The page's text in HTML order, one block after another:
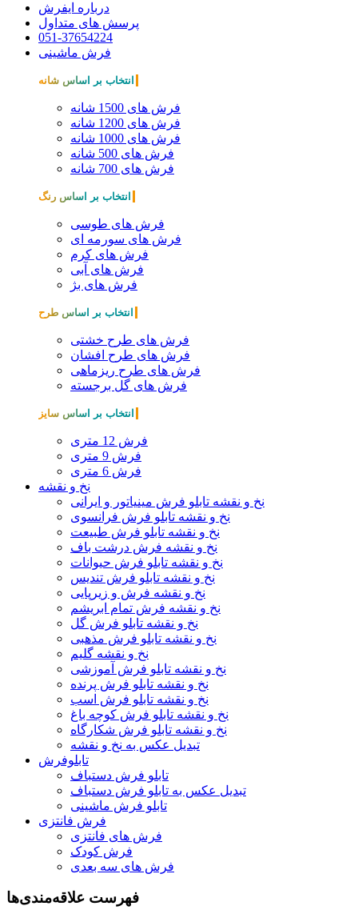
درباره ایفرش
پرسش های متداول
051-37654224
فرش ماشینی
انتخاب بر اساس شانه
فرش های 1500 شانه
فرش های 1200 شانه
فرش های 1000 شانه
فرش های 500 شانه
فرش های 700 شانه
انتخاب بر اساس رنگ
فرش های طوسی
فرش های سورمه ای
فرش های کرم
فرش های آبی
فرش های بژ
انتخاب بر اساس طرح
فرش های طرح خشتی
فرش های طرح افشان
فرش های طرح ریزماهی
فرش های گل برجسته
انتخاب بر اساس سایز
فرش 12 متری
فرش 9 متری
فرش 6 متری
نخ و نقشه
نخ و نقشه تابلو فرش مینیاتور و ایرانی
نخ و نقشه تابلو فرش فرانسوی
نخ و نقشه تابلو فرش طبیعت
نخ و نقشه فرش درشت باف
نخ و نقشه تابلو فرش حیوانات
نخ و نقشه تابلو فرش تندیس
نخ و نقشه فرش و زیرپایی
نخ و نقشه فرش تمام ابریشم
نخ و نقشه تابلو فرش گل
نخ و نقشه تابلو فرش مذهبی
نخ و نقشه گلیم
نخ و نقشه تابلو فرش آموزشی
نخ و نقشه تابلو فرش پرنده
نخ و نقشه تابلو فرش اسب
نخ و نقشه تابلو فرش کوچه باغ
نخ و نقشه تابلو فرش شکارگاه
تبدیل عکس به نخ و نقشه
تابلوفرش
تابلو فرش دستباف
تبدیل عکس به تابلو فرش دستباف
تابلو فرش ماشینی
فرش فانتزی
فرش های فانتزی
فرش کودک
فرش های سه بعدی
فهرست علاقه‌مندی‌ها